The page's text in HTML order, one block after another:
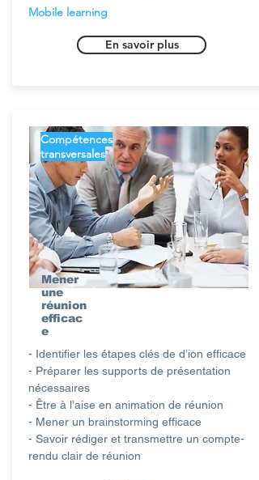
Mobile learning
En savoir plus
Mener
une
réunion
efficac
e
Compétences
transversales
- Identifier les étapes clés de d’ion efficace
- Préparer les supports de présentation
nécessaires
- Être à l’aise en animation de réunion
- Mener un brainstorming efficace
- Savoir rédiger et transmettre un compte-
rendu clair de réunion